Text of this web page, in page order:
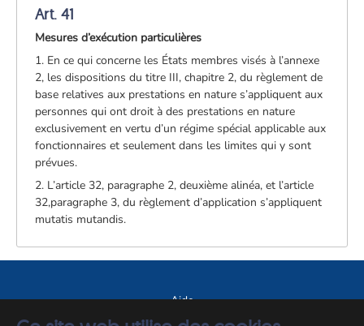
Art. 41
Mesures d’exécution particulières
1. En ce qui concerne les États membres visés à l’annexe
2, les dispositions du titre III, chapitre 2, du règlement de
base relatives aux prestations en nature s’appliquent aux
personnes qui ont droit à des prestations en nature
exclusivement en vertu d’un régime spécial applicable aux
fonctionnaires et seulement dans les limites qui y sont
prévues.
2. L’article 32, paragraphe 2, deuxième alinéa, et l’article
32,paragraphe 3, du règlement d’application s’appliquent
mutatis mutandis.
Aide